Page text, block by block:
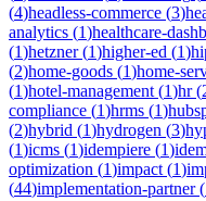
(4)headless-commerce (3)
analytics (1)healthcare-
(1)hetzner(1)higher-ed (1)
(2)home-goods (1)home-
(1)hotel-management (1)hr(
compliance (1)hrms (1)
(2)hybrid (1)hydrogen (3)
(1)icms (1)idempiere (1)
optimization (1)impact (1)
(44)implementation-partner(